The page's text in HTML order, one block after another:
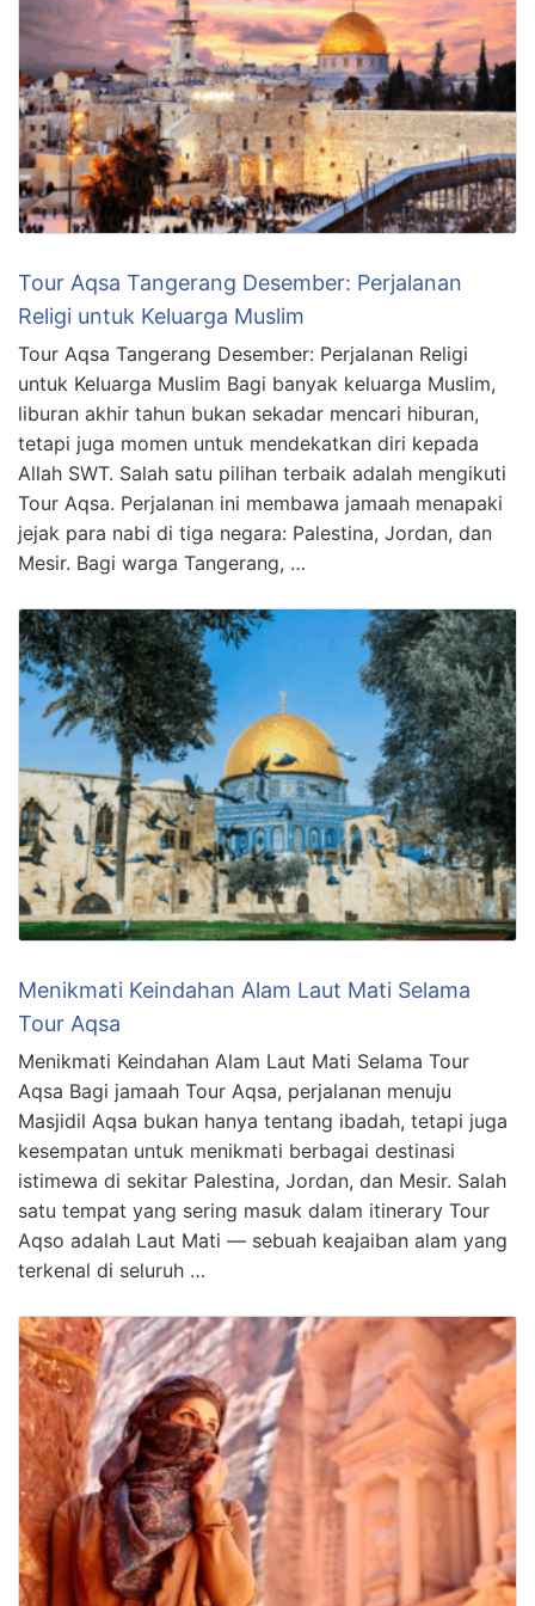
Tour Aqsa Tangerang Desember: Perjalanan
Religi untuk Keluarga Muslim
Tour Aqsa Tangerang Desember: Perjalanan Religi
untuk Keluarga Muslim Bagi banyak keluarga Muslim,
liburan akhir tahun bukan sekadar mencari hiburan,
tetapi juga momen untuk mendekatkan diri kepada
Allah SWT. Salah satu pilihan terbaik adalah mengikuti
Tour Aqsa. Perjalanan ini membawa jamaah menapaki
jejak para nabi di tiga negara: Palestina, Jordan, dan
Mesir. Bagi warga Tangerang, …
Menikmati Keindahan Alam Laut Mati Selama
Tour Aqsa
Menikmati Keindahan Alam Laut Mati Selama Tour
Aqsa Bagi jamaah Tour Aqsa, perjalanan menuju
Masjidil Aqsa bukan hanya tentang ibadah, tetapi juga
kesempatan untuk menikmati berbagai destinasi
istimewa di sekitar Palestina, Jordan, dan Mesir. Salah
satu tempat yang sering masuk dalam itinerary Tour
Aqso adalah Laut Mati — sebuah keajaiban alam yang
terkenal di seluruh …